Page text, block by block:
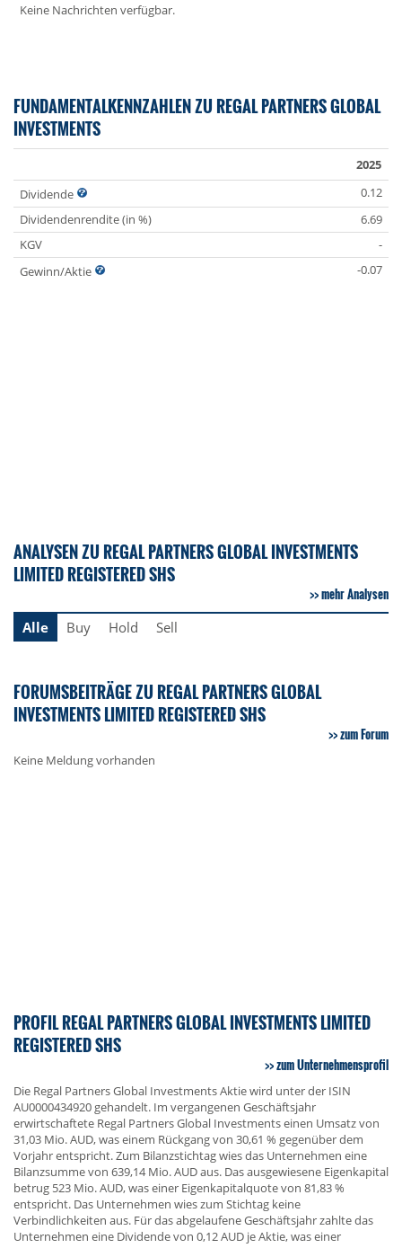
Keine Nachrichten verfügbar.
FUNDAMENTALKENNZAHLEN ZU REGAL PARTNERS GLOBAL
INVESTMENTS
2025
Dividende
0.12
Dividendenrendite (in %)
6.69
KGV
-
Gewinn/Aktie
-0.07
ANALYSEN ZU REGAL PARTNERS GLOBAL INVESTMENTS
LIMITED REGISTERED SHS
mehr Analysen
Alle
Buy Hold Sell
FORUMSBEITRÄGE ZU REGAL PARTNERS GLOBAL
INVESTMENTS LIMITED REGISTERED SHS
zum Forum
Keine Meldung vorhanden
PROFIL REGAL PARTNERS GLOBAL INVESTMENTS LIMITED
REGISTERED SHS
zum Unternehmensprofil
Die Regal Partners Global Investments Aktie wird unter der ISIN
AU0000434920 gehandelt. Im vergangenen Geschäftsjahr
erwirtschaftete Regal Partners Global Investments einen Umsatz von
31,03 Mio. AUD, was einem Rückgang von 30,61 % gegenüber dem
Vorjahr entspricht. Zum Bilanzstichtag wies das Unternehmen eine
Bilanzsumme von 639,14 Mio. AUD aus. Das ausgewiesene Eigenkapital
betrug 523 Mio. AUD, was einer Eigenkapitalquote von 81,83 %
entspricht. Das Unternehmen wies zum Stichtag keine
Verbindlichkeiten aus. Für das abgelaufene Geschäftsjahr zahlte das
Unternehmen eine Dividende von 0,12 AUD je Aktie, was einer